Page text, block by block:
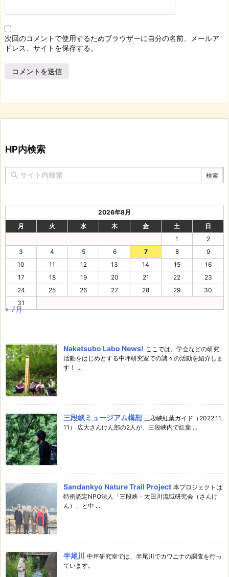
次回のコメントで使用するためブラウザーに自分の名前、メールア
ドレス、サイトを保存する。
HP内検索
2026年8月
月
火 水 木 金 土
日
1
2
3
4 5 6 7 8
9
10
11 12 13 14 15
16
17
18 19 20 21 22
23
24
25 26 27 28 29
30
31
« 7月
Nakatsubo Labo News! ここでは、学会などの研究
活動をはじめとする中坪研究室での諸々の活動を紹介しま
す！ ...
三段峡ミュージアム構想 三段峡紅葉ガイド（2022.11.
11） 広大さんけん部の2人が、三段峡内で紅葉 ...
Sandankyo Nature Trail Project 本プロジェクトは
特例認定NPO法人「三段峡－太田川流域研究会（さんけ
ん）」と中 ...
半尾川 中坪研究室では、半尾川でカワニナの調査を行っ
ています。